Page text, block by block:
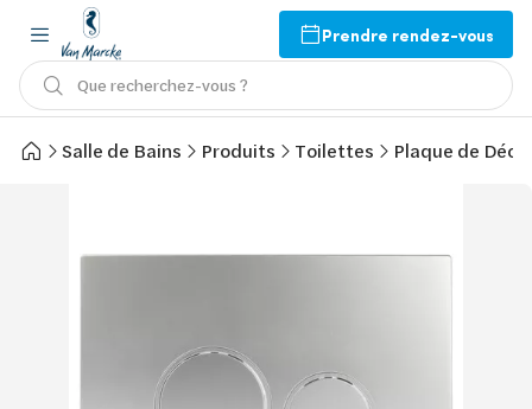
Prendre rendez-vous
Que recherchez-vous ?
Salle de Bains Produits Toilettes Plaque de